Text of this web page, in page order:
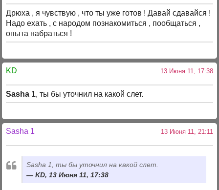
Дрюха , я чувствую , что ты уже готов ! Давай сдавайся !
Надо ехать , с народом познакомиться , пообщаться ,
опыта набраться !
KD 13 Июня 11, 17:38
Sasha 1, ты бы уточнил на какой слет.
Sasha 1 13 Июня 11, 21:11
Sasha 1, ты бы уточнил на какой слет.
KD, 13 Июня 11, 17:38